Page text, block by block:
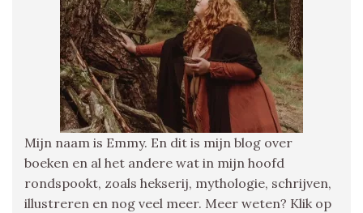
Mijn naam is Emmy. En dit is mijn blog over
boeken en al het andere wat in mijn hoofd
rondspookt, zoals hekserij, mythologie, schrijven,
illustreren en nog veel meer. Meer weten? Klik op